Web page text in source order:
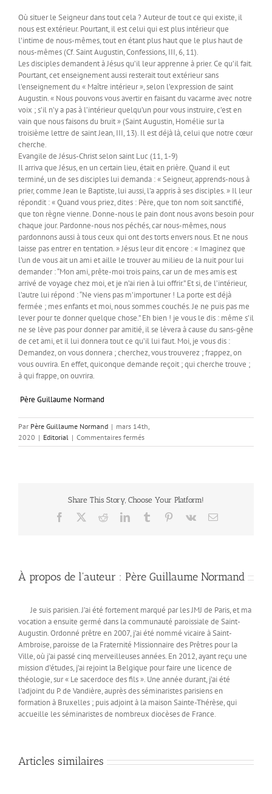
Où situer le Seigneur dans tout cela ? Auteur de tout ce qui existe, il
nous est extérieur. Pourtant, il est celui qui est plus intérieur que
l’intime de nous-mêmes, tout en étant plus haut que le plus haut de
nous-mêmes (Cf. Saint Augustin, Confessions, III, 6, 11).
Les disciples demandent à Jésus qu’il leur apprenne à prier. Ce qu’il fait.
Pourtant, cet enseignement aussi resterait tout extérieur sans
l’enseignement du « Maître intérieur », selon l’expression de saint
Augustin. « Nous pouvons vous avertir en faisant du vacarme avec notre
voix ; s’il n’y a pas à l’intérieur quelqu’un pour vous instruire, c’est en
vain que nous faisons du bruit » (Saint Augustin, Homélie sur la
troisième lettre de saint Jean, III, 13). Il est déjà là, celui que notre cœur
cherche.
Evangile de Jésus-Christ selon saint Luc (11, 1-9)
Il arriva que Jésus, en un certain lieu, était en prière. Quand il eut
terminé, un de ses disciples lui demanda : « Seigneur, apprends-nous à
prier, comme Jean le Baptiste, lui aussi, l’a appris à ses disciples. » Il leur
répondit : « Quand vous priez, dites : Père, que ton nom soit sanctifié,
que ton règne vienne. Donne-nous le pain dont nous avons besoin pour
chaque jour. Pardonne-nous nos péchés, car nous-mêmes, nous
pardonnons aussi à tous ceux qui ont des torts envers nous. Et ne nous
laisse pas entrer en tentation. » Jésus leur dit encore : « Imaginez que
l’un de vous ait un ami et aille le trouver au milieu de la nuit pour lui
demander : “Mon ami, prête-moi trois pains, car un de mes amis est
arrivé de voyage chez moi, et je n’ai rien à lui offrir.” Et si, de l’intérieur,
l’autre lui répond : “Ne viens pas m’importuner ! La porte est déjà
fermée ; mes enfants et moi, nous sommes couchés. Je ne puis pas me
lever pour te donner quelque chose.” Eh bien ! je vous le dis : même s’il
ne se lève pas pour donner par amitié, il se lèvera à cause du sans-gêne
de cet ami, et il lui donnera tout ce qu’il lui faut. Moi, je vous dis :
Demandez, on vous donnera ; cherchez, vous trouverez ; frappez, on
vous ouvrira. En effet, quiconque demande reçoit ; qui cherche trouve ;
à qui frappe, on ouvrira.
Père Guillaume Normand
Par Père Guillaume Normand | mars 14th,
2020 | Editorial | Commentaires ferméssur
Méditations
Share This Story, Choose Your Platform!
Facebook RedditLinkedInTumblr Pinterest
Vk Email
À propos de l'auteur : Père Guillaume Normand
Je suis parisien. J’ai été fortement marqué par les JMJ de Paris, et ma
vocation a ensuite germé dans la communauté paroissiale de Saint-
Augustin. Ordonné prêtre en 2007, j’ai été nommé vicaire à Saint-
Ambroise, paroisse de la Fraternité Missionnaire des Prêtres pour la
Ville, où j’ai passé cinq merveilleuses années. En 2012, ayant reçu une
mission d’études, j’ai rejoint la Belgique pour faire une licence de
théologie, sur « Le sacerdoce des fils ». Une année durant, j’ai été
l’adjoint du P. de Vandière, auprès des séminaristes parisiens en
formation à Bruxelles ; puis adjoint à la maison Sainte-Thérèse, qui
accueille les séminaristes de nombreux diocèses de France.
Articles similaires